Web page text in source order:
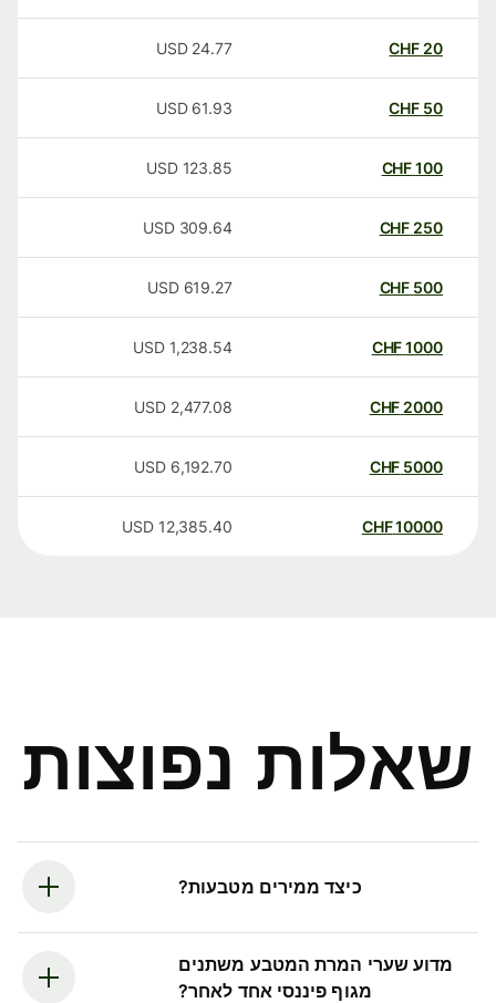
20
CHF
24.77
USD
50
CHF
61.93
USD
100
CHF
123.85
USD
250
CHF
309.64
USD
500
CHF
619.27
USD
1000
CHF
1,238.54
USD
2000
CHF
2,477.08
USD
5000
CHF
6,192.70
USD
10000
CHF
12,385.40
USD
שאלות נפוצות
כיצד ממירים מטבעות?
מדוע שערי המרת המטבע משתנים
מגוף פיננסי אחד לאחר?